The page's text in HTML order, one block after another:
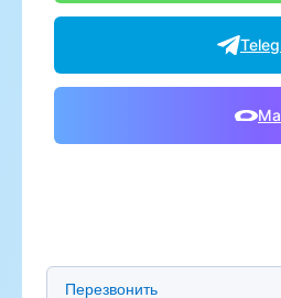
Предпочтительный способ